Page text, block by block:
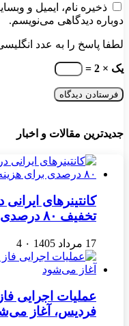
ذخیره نام، ایمیل و
دوباره دیدگاهی می‌نویسم.
لطفا پاسخ را به عدد
یک × 2 =
جدیدترین مقالات و اخبار
کانتینرهای
تخفیف ۸۰ درصدی برای هزینه‌های انبارداری
17 مرداد 1405 ۰ 4
عملیات اجرایی
فردیس، آغاز